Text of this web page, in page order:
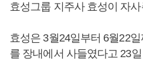
효성그룹 지주사 효성이 자
효성은 3월24일부터 6월22
를 장내에서 사들였다고 23